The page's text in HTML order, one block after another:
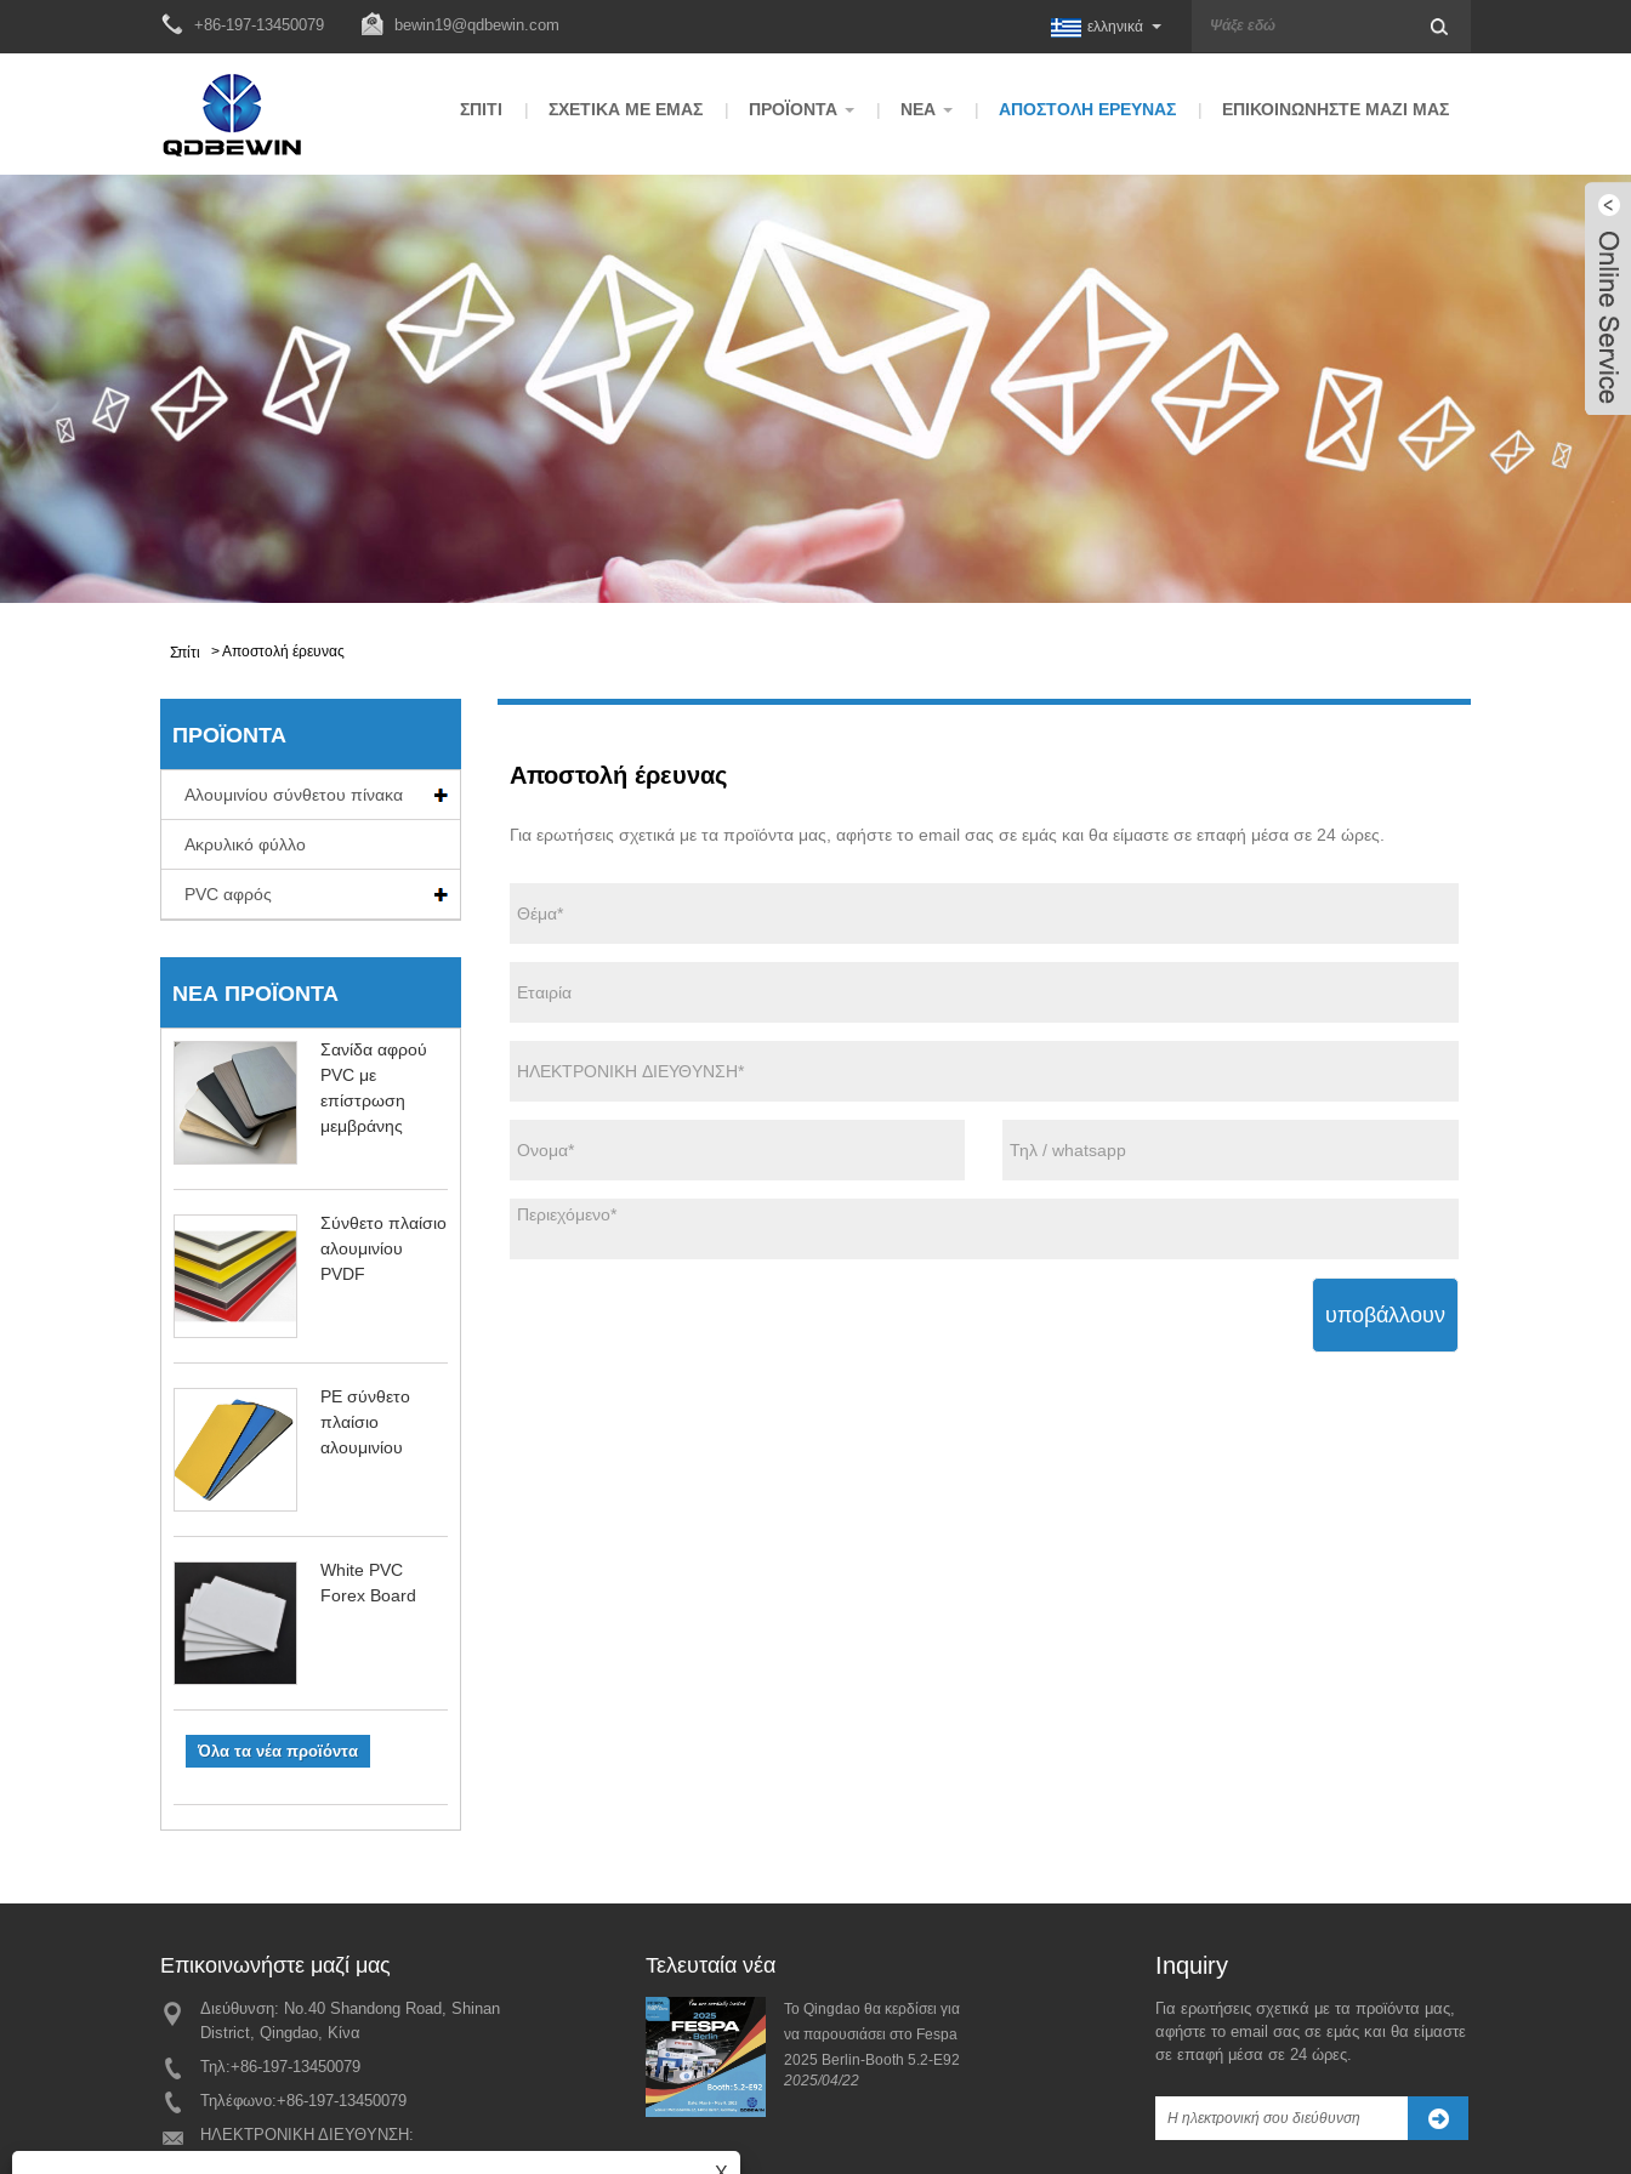
+86-197-13450079 bewin19@qdbewin.com ελληνικά
ΣΠΊΤΙ ΣΧΕΤΙΚΆ ΜΕ ΕΜΆΣ ΠΡΟΪΌΝΤΑ ΝΈΑ ΑΠΟΣΤΟΛΉ ΈΡΕΥΝΑΣ ΕΠΙΚΟΙΝΩΝΉΣΤΕ ΜΑΖΊ ΜΑΣ
Σπίτι >Αποστολή έρευνας
ΠΡΟΪΌΝΤΑ
Αλουμινίου σύνθετου πίνακα
Ακρυλικό φύλλο
PVC αφρός
ΝΈΑ ΠΡΟΪΌΝΤΑ
Σανίδα αφρού
PVC με
επίστρωση
μεμβράνης
Σύνθετο πλαίσιο
αλουμινίου
PVDF
PE σύνθετο
πλαίσιο
αλουμινίου
White PVC
Forex Board
Όλα τα νέα προϊόντα
Αποστολή έρευνας
Για ερωτήσεις σχετικά με τα προϊόντα μας, αφήστε το email σας σε εμάς και θα είμαστε σε επαφή μέσα σε 24 ώρες.
υποβάλλουν
Επικοινωνήστε μαζί μας
Διεύθυνση: No.40 Shandong Road, Shinan
District, Qingdao, Κίνα
Τηλ:+86-197-13450079
Τηλέφωνο:+86-197-13450079
ΗΛΕΚΤΡΟΝΙΚΗ ΔΙΕΥΘΥΝΣΗ:
Τελευταία νέα
Μεγάλες αναμνήσεις από το
Το Qingdao θα κερδίσει για
να παρουσιάσει στο Fespa
2025 Berlin-Booth 5.2-E92
2025/04/22
Ο πραγματικός λόγος πίσω
από το παγκόσμιο τιμολόγιο
90 ημερών του Trump-εκτός
Η νέα δασμολογική απειλή
του Trump εναντίον της
Inquiry For Pricelist
Για ερωτήσεις σχετικά με τα προϊόντα μας,
αφήστε το email σας σε εμάς και θα είμαστε
σε επαφή μέσα σε 24 ώρες.